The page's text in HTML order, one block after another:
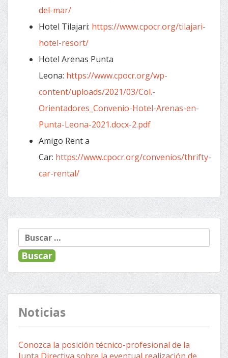
del-mar/
Hotel Tilajari: https://www.cpocr.org/tilajari-
hotel-resort/
Hotel Arenas Punta
Leona: https://www.cpocr.org/wp-
content/uploads/2021/03/Col.-
Orientadores_Convenio-Hotel-Arenas-en-
Punta-Leona-2021.docx-2.pdf
Amigo Rent a
Car: https://www.cpocr.org/convenios/thrifty-
car-rental/
Buscar:
Noticias
Conozca la posición técnico-profesional de la